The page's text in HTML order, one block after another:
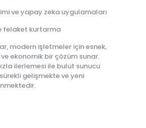
ve yapay zeka uygulamaları
felaket kurtarma
modern işletmeler için esnek,
ekonomik bir çözüm sunar.
ilerlemesi ile bulut sunucu
gelişmekte ve yeni